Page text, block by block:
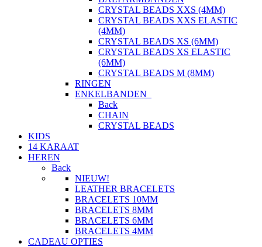
CRYSTAL BEADS XXS (4MM)
CRYSTAL BEADS XXS ELASTIC
(4MM)
CRYSTAL BEADS XS (6MM)
CRYSTAL BEADS XS ELASTIC
(6MM)
CRYSTAL BEADS M (8MM)
RINGEN
ENKELBANDEN
Back
CHAIN
CRYSTAL BEADS
KIDS
14 KARAAT
HEREN
Back
NIEUW!
LEATHER BRACELETS
BRACELETS 10MM
BRACELETS 8MM
BRACELETS 6MM
BRACELETS 4MM
CADEAU OPTIES